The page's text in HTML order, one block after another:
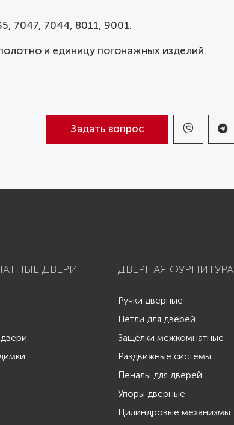
7047, 7044, 8011, 9001.
и единицу погонажных изделий.
Задать вопрос
ДВЕРИ ДВЕРНАЯ ФУРНИТУРА
Ручки дверные
Петли для дверей
Защёлки межкомнатные
Раздвижные системы
Пеналы для дверей
Упоры дверные
Цилиндровые механизмы